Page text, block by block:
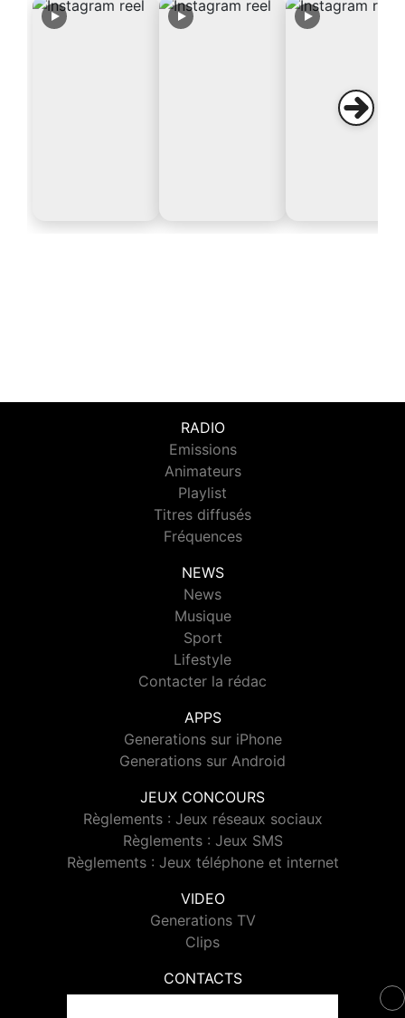
RADIO
Emissions
Animateurs
Playlist
Titres diffusés
Fréquences
NEWS
News
Musique
Sport
Lifestyle
Contacter la rédac
APPS
Generations sur iPhone
Generations sur Android
JEUX CONCOURS
Règlements : Jeux réseaux sociaux
Règlements : Jeux SMS
Règlements : Jeux téléphone et internet
VIDEO
Generations TV
Clips
CONTACTS
Contacter Generations